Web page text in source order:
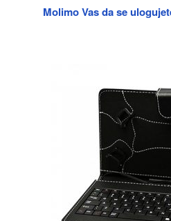
Molimo Vas da se